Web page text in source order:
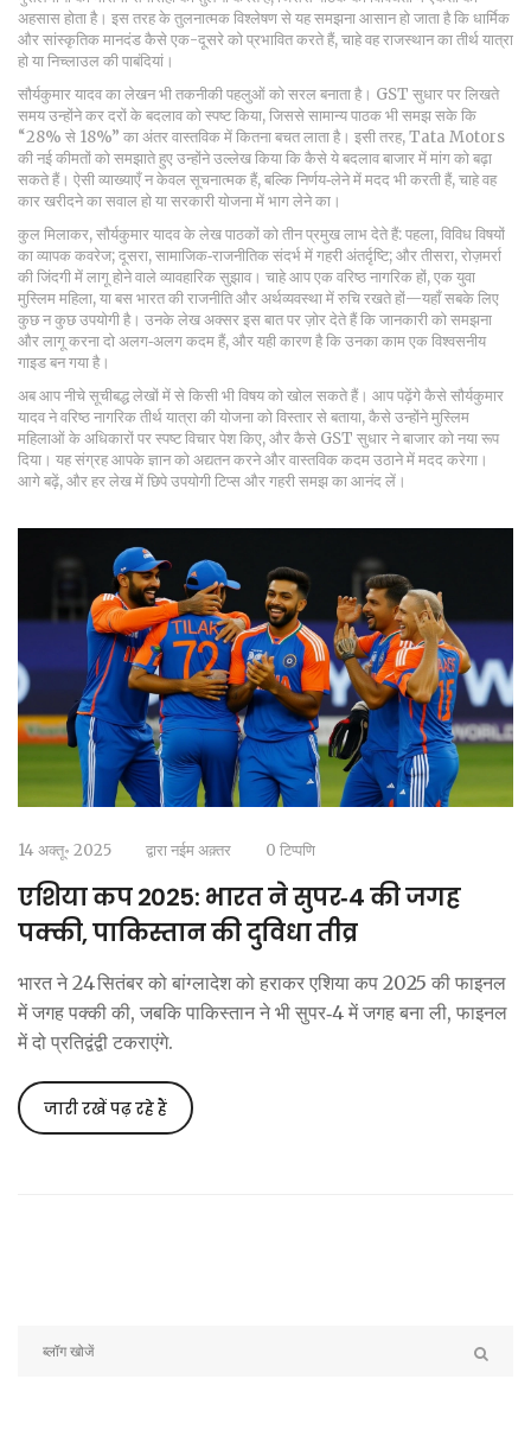
अहसास होता है। इस तरह के तुलनात्मक विश्लेषण से यह समझना आसान हो जाता है कि धार्मिक
और सांस्कृतिक मानदंड कैसे एक-दूसरे को प्रभावित करते हैं, चाहे वह राजस्थान का तीर्थ यात्रा
हो या निच्लाउल की पाबंदियां।
सौर्यकुमार यादव का लेखन भी तकनीकी पहलुओं को सरल बनाता है। GST सुधार पर लिखते
समय उन्होंने कर दरों के बदलाव को स्पष्ट किया, जिससे सामान्य पाठक भी समझ सके कि
“28% से 18%” का अंतर वास्तविक में कितना बचत लाता है। इसी तरह, Tata Motors
की नई कीमतों को समझाते हुए उन्होंने उल्लेख किया कि कैसे ये बदलाव बाजार में मांग को बढ़ा
सकते हैं। ऐसी व्याख्याएँ न केवल सूचनात्मक हैं, बल्कि निर्णय‑लेने में मदद भी करती हैं, चाहे वह
कार खरीदने का सवाल हो या सरकारी योजना में भाग लेने का।
कुल मिलाकर, सौर्यकुमार यादव के लेख पाठकों को तीन प्रमुख लाभ देते हैं: पहला, विविध विषयों
का व्यापक कवरेज; दूसरा, सामाजिक‑राजनीतिक संदर्भ में गहरी अंतर्दृष्टि; और तीसरा, रोज़मर्रा
की जिंदगी में लागू होने वाले व्यावहारिक सुझाव। चाहे आप एक वरिष्ठ नागरिक हों, एक युवा
मुस्लिम महिला, या बस भारत की राजनीति और अर्थव्यवस्था में रुचि रखते हों—यहाँ सबके लिए
कुछ न कुछ उपयोगी है। उनके लेख अक्सर इस बात पर ज़ोर देते हैं कि जानकारी को समझना
और लागू करना दो अलग‑अलग कदम हैं, और यही कारण है कि उनका काम एक विश्वसनीय
गाइड बन गया है।
अब आप नीचे सूचीबद्ध लेखों में से किसी भी विषय को खोल सकते हैं। आप पढ़ेंगे कैसे सौर्यकुमार
यादव ने वरिष्ठ नागरिक तीर्थ यात्रा की योजना को विस्तार से बताया, कैसे उन्होंने मुस्लिम
महिलाओं के अधिकारों पर स्पष्ट विचार पेश किए, और कैसे GST सुधार ने बाजार को नया रूप
दिया। यह संग्रह आपके ज्ञान को अद्यतन करने और वास्तविक कदम उठाने में मदद करेगा।
आगे बढ़ें, और हर लेख में छिपे उपयोगी टिप्स और गहरी समझ का आनंद लें।
14 अक्तू॰ 2025 द्वारानईम अक़्तर 0 टिप्पणि
एशिया कप 2025: भारत ने सुपर‑4 की जगह
पक्की, पाकिस्तान की दुविधा तीव्र
भारत ने 24 सितंबर को बांग्लादेश को हराकर एशिया कप 2025 की फाइनल
में जगह पक्की की, जबकि पाकिस्तान ने भी सुपर‑4 में जगह बना ली, फाइनल
में दो प्रतिद्वंद्वी टकराएंगे.
जारी रखें पढ़ रहे हैं